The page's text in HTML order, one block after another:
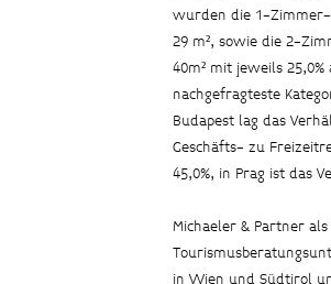
wurden die 1-
29 m², sowie die 2-
40m² mit jeweils
nachgefragteste
Budapest lag das
Geschäfts- zu
45,0%, in Prag ist das
Michaeler & Partner
in Wien und Südtirol